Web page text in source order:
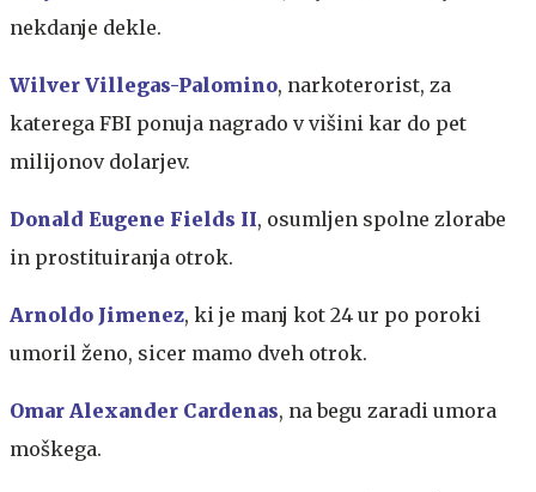
nekdanje dekle.
Wilver Villegas-Palomino, narkoterorist, za
katerega FBI ponuja nagrado v višini kar do pet
milijonov dolarjev.
Donald Eugene Fields II, osumljen spolne zlorabe
in prostituiranja otrok.
Arnoldo Jimenez, ki je manj kot 24 ur po poroki
umoril ženo, sicer mamo dveh otrok.
Omar Alexander Cardenas, na begu zaradi umora
moškega.